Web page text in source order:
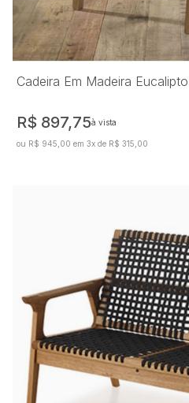
Cadeira Em Madeira
R$ 897,75à vista
ou R$ 945,00 em 3x de R$ 315,00